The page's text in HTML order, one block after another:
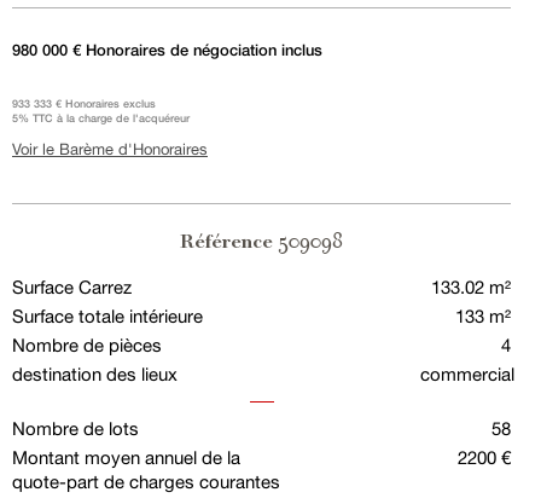
980 000 € Honoraires de négociation inclus
933 333 € Honoraires exclus
5% TTC à la charge de l'acquéreur
Voir le Barème d'Honoraires
Référence 509098
Surface Carrez
133.02 m²
Surface totale intérieure
133 m²
Nombre de pièces
4
destination des lieux
commercial
Nombre de lots
58
Montant moyen annuel de la
quote-part de charges courantes
2200 €